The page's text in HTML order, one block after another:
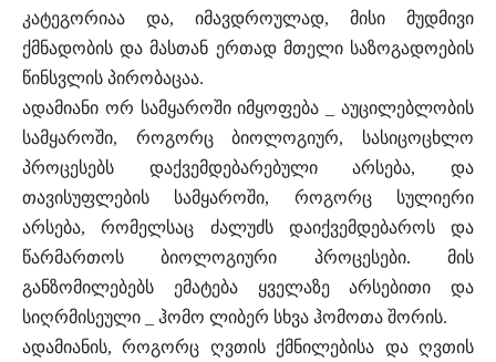
კატეგორიაა და, იმავდროულად, მისი მუდმივი
ქმნადობის და მასთან ერთად მთელი საზოგადოების
წინსვლის პირობაცაა.
ადამიანი ორ სამყაროში იმყოფება _ აუცილებლობის
სამყაროში, როგორც ბიოლოგიურ, სასიცოცხლო
პროცესებს დაქვემდებარებული არსება, და
თავისუფლების სამყაროში, როგორც სულიერი
არსება, რომელსაც ძალუძს დაიქვემდებაროს და
წარმართოს ბიოლოგიური პროცესები. მის
განზომილებებს ემატება ყველაზე არსებითი და
სიღრმისეული _ ჰომო ლიბერ სხვა ჰომოთა შორის.
ადამიანის, როგორც ღვთის ქმნილებისა და ღვთის